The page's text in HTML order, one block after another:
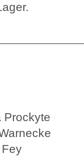
Prockyte
Fey